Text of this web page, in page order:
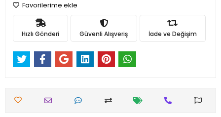
Favorilerime ekle
Hızlı Gönderi Güvenli Alışveriş İade ve Değişim